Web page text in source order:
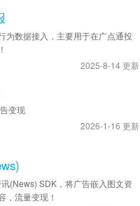
为数据接入，主要用于在广点通投
2025-8-14 更新
变现
2026-1-16 更新
(News) SDK，将广告嵌入图文资
，流量变现！